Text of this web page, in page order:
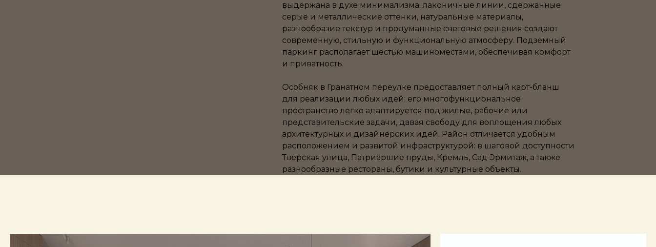
выдержана в духе минимализма: лаконичные линии, сдержанные
серые и металлические оттенки, натуральные материалы,
разнообразие текстур и продуманные световые решения создают
современную, стильную и функциональную атмосферу. Подземный
паркинг располагает шестью машиноместами, обеспечивая комфорт
и приватность.
Особняк в Гранатном переулке предоставляет полный карт-бланш
для реализации любых идей: его многофункциональное
пространство легко адаптируется под жилые, рабочие или
представительские задачи, давая свободу для воплощения любых
архитектурных и дизайнерских идей. Район отличается удобным
расположением и развитой инфраструктурой: в шаговой доступности
Тверская улица, Патриаршие пруды, Кремль, Сад Эрмитаж, а также
разнообразные рестораны, бутики и культурные объекты.